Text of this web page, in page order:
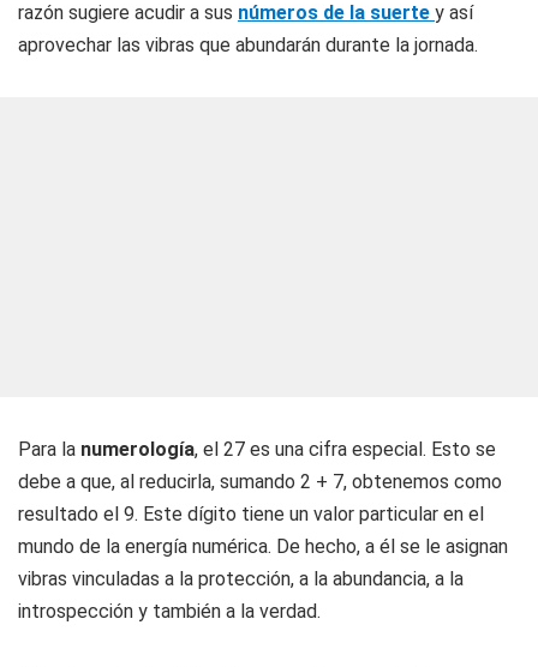
razón sugiere acudir a sus números de la suerte y así
aprovechar las vibras que abundarán durante la jornada.
Para la numerología, el 27 es una cifra especial. Esto se
debe a que, al reducirla, sumando 2 + 7, obtenemos como
resultado el 9. Este dígito tiene un valor particular en el
mundo de la energía numérica. De hecho, a él se le asignan
vibras vinculadas a la protección, a la abundancia, a la
introspección y también a la verdad.